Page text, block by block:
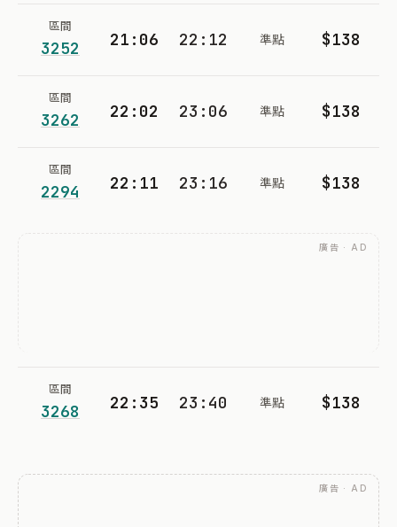
區間
3252 21:06 22:12 準點 $138
區間
3262 22:02 23:06 準點 $138
區間
2294 22:11 23:16 準點 $138
廣告 · AD
區間
3268 22:35 23:40 準點 $138
廣告 · AD